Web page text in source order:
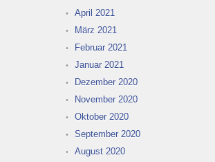
April 2021
März 2021
Februar 2021
Januar 2021
Dezember 2020
November 2020
Oktober 2020
September 2020
August 2020